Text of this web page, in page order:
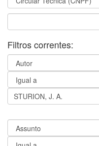
Filtros correntes: